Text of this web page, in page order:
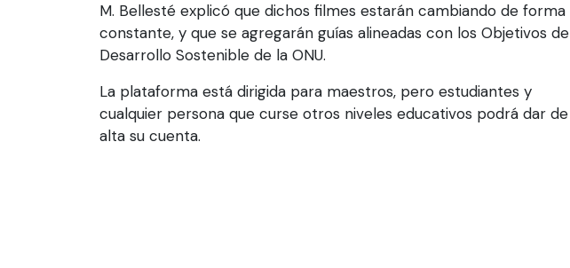
M. Bellesté explicó que dichos filmes estarán cambiando de forma
constante, y que se agregarán guías alineadas con los Objetivos de
Desarrollo Sostenible de la ONU.
La plataforma está dirigida para maestros, pero estudiantes y
cualquier persona que curse otros niveles educativos podrá dar de
alta su cuenta.